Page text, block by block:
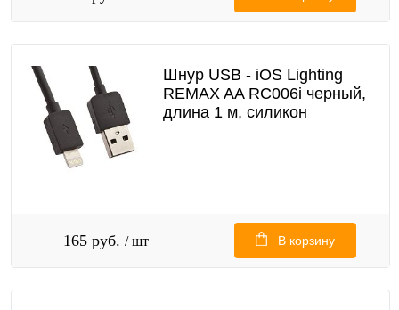
Шнур USB - iOS Lighting
REMAX AA RC006i черный,
длина 1 м, силикон
165 руб. / шт В корзину